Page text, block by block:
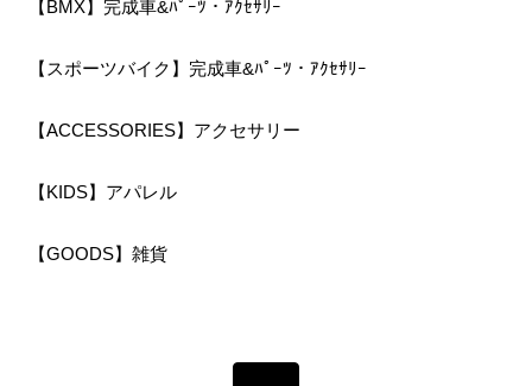
【BMX】完成車&ﾊﾟｰﾂ・ｱｸｾｻﾘｰ
【スポーツバイク】完成車&ﾊﾟｰﾂ・ｱｸｾｻﾘｰ
【ACCESSORIES】アクセサリー
【KIDS】アパレル
【GOODS】雑貨